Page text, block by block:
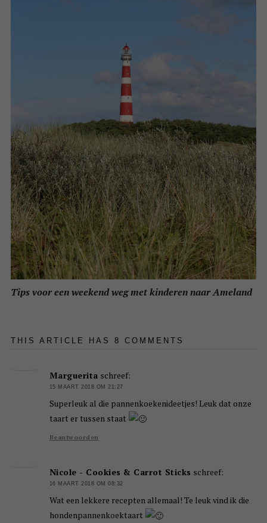
Tips voor een weekend weg met kinderen naar Ameland
THIS ARTICLE HAS 8 COMMENTS
Marguerita schreef:
15 MAART 2018 OM 21:27
Superleuk al die pannenkoekenideetjes! Leuk dat onze
taart er tussen staat
Beantwoorden
Nicole - Cookies & Carrot Sticks schreef:
16 MAART 2018 OM 08:32
Wat een lekkere recepten allemaal! Te leuk vind ik die
hondenpannenkoektaart